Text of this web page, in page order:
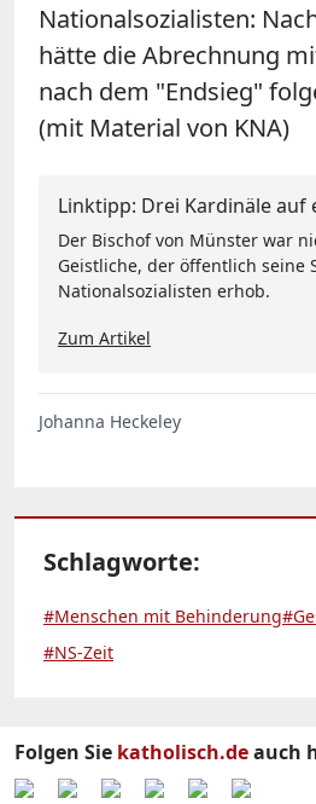
Nationalsozialisten:
hätte die Abrechnung
nach dem "Endsieg"
(mit Material von KNA)
Linktipp: Drei Kardinäle auf
Der Bischof von Münster war
Geistliche, der öffentlich seine
Nationalsozialisten erhob.
Zum Artikel
Johanna Heckeley
Schlagworte:
#Menschen mit Behinderung
#NS-Zeit
Folgen Sie katholisch.deauch